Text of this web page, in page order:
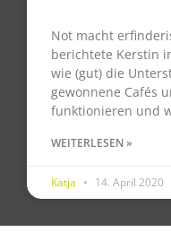
Not macht
berichtete Kerstin
wie (gut) die
gewonnene Cafés
funktionieren und
WEITERLESEN »
Katja 14. April 2020